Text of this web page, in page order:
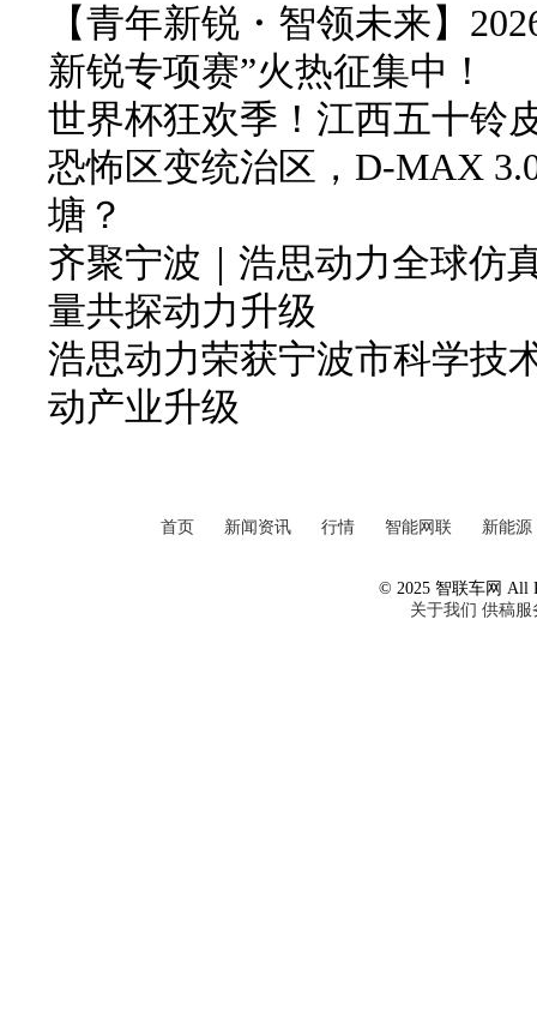
【青年新锐・智领未来】
新锐专项赛”火热征集中！
世界杯狂欢季！江西五十铃
恐怖区变统治区，D-MAX
塘？
齐聚宁波｜浩思动力全球仿
量共探动力升级
浩思动力荣获宁波市科学技
动产业升级
首页 新闻资讯 行情 智能网联 新能源
© 2025 智联车网 All
关于我们 供稿服